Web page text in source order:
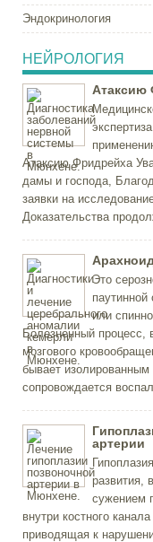
Эндокринология
НЕЙРОЛОГИЯ
Атаксию
Атаксию Фридрейха
дамы и господа,
заявки на
Доказательства
Это
паутинной
или
Болезненный процесс,
мозгового
бывает изолированным
сопровождается
артерии
развития,
сужением
внутри костного
приводящая к